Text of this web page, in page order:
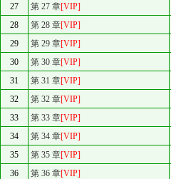
27
第 27 章[VIP]
28
第 28 章[VIP]
29
第 29 章[VIP]
30
第 30 章[VIP]
31
第 31 章[VIP]
32
第 32 章[VIP]
33
第 33 章[VIP]
34
第 34 章[VIP]
35
第 35 章[VIP]
36
第 36 章[VIP]